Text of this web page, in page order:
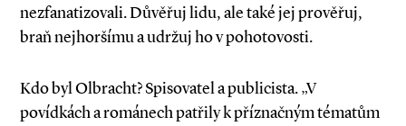
nezfanatizovali. Důvěřuj lidu, ale také jej prověřuj,
braň nejhoršímu a udržuj ho v pohotovosti.
Kdo byl Olbracht? Spisovatel a publicista. „V
povídkách a románech patřily k příznačným tématům